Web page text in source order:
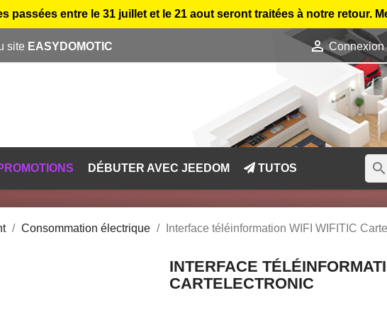
passées entre le 31 juillet et le 21 aout seront traitées à notre retour.
site EASYDOMOTIC  Connexion
DÉBUTER AVEC JEEDOM TUTOS search
Consommation électrique Interface téléinformation WIFI WIFITIC
INTERFACE
CARTELECTRONIC